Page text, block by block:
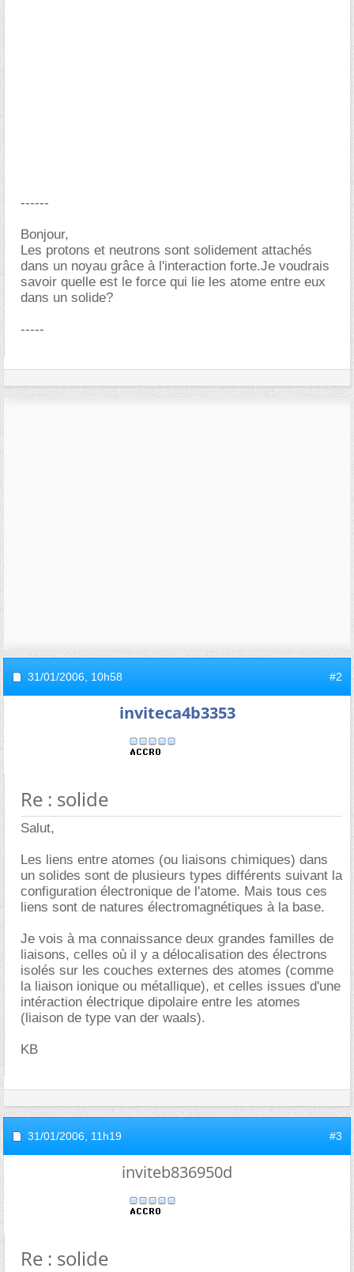
------
Bonjour,
Les protons et neutrons sont solidement attachés
dans un noyau grâce à l'interaction forte.Je voudrais
savoir quelle est le force qui lie les atome entre eux
dans un solide?
-----
31/01/2006, 10h58 #2
inviteca4b3353
Re : solide
Salut,
Les liens entre atomes (ou liaisons chimiques) dans
un solides sont de plusieurs types différents suivant la
configuration électronique de l'atome. Mais tous ces
liens sont de natures électromagnétiques à la base.
Je vois à ma connaissance deux grandes familles de
liaisons, celles où il y a délocalisation des électrons
isolés sur les couches externes des atomes (comme
la liaison ionique ou métallique), et celles issues d'une
intéraction électrique dipolaire entre les atomes
(liaison de type van der waals).
KB
31/01/2006, 11h19 #3
inviteb836950d
Re : solide